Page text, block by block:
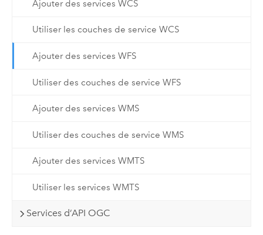
Ajouter des services WCS
Utiliser les couches de service WCS
Ajouter des services WFS
Utiliser des couches de service WFS
Ajouter des services WMS
Utiliser des couches de service WMS
Ajouter des services WMTS
Utiliser les services WMTS
Services d’API OGC